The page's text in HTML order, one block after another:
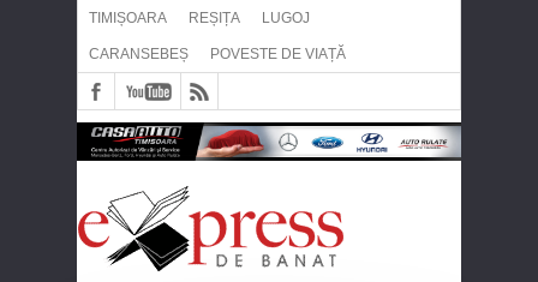
TIMIȘOARA REȘIȚA LUGOJ
CARANSEBEȘ POVESTE DE VIAȚĂ